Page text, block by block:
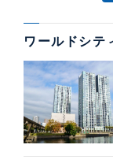
ワールドシテ